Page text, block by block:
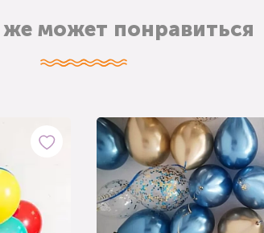
может понравиться